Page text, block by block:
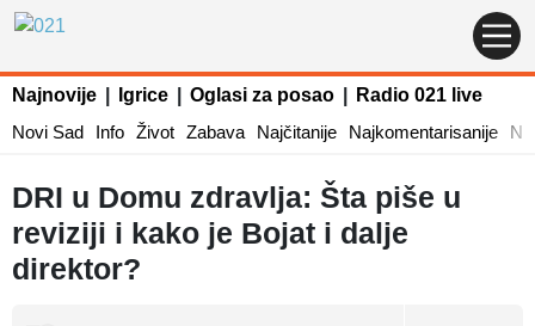
Najnovije Igrice Oglasi za posao
Radio 021 live
Novi Sad
Info Život Zabava Najčitanije Najkomentarisanije
DRI u Domu zdravlja: Šta piše u
reviziji i kako je Bojat i dalje
direktor?